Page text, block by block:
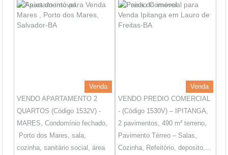
Venda
VENDO APARTAMENTO 2
QUARTOS (Código 1532V) -
MARES, Condomínio fechado,
Porto dos Mares, sala,
cozinha, sanitário social, área
Venda
VENDO PREDIO COMERCIAL
- (Código 1530V) – IPITANGA,
2 pavimentos, 490 m² terreno,
Pavimento Térreo – Salas,
Cozinha, Refeitório, deposito,...